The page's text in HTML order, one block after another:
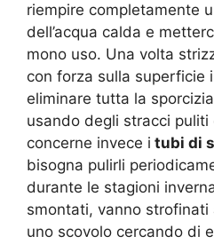
riempire completamente
dell’acqua calda e
mono uso. Una volta
con forza sulla superficie
eliminare tutta la
usando degli stracci
concerne invece i tubi di
bisogna pulirli
durante le stagioni
smontati, vanno strofinati
uno scovolo cercando di